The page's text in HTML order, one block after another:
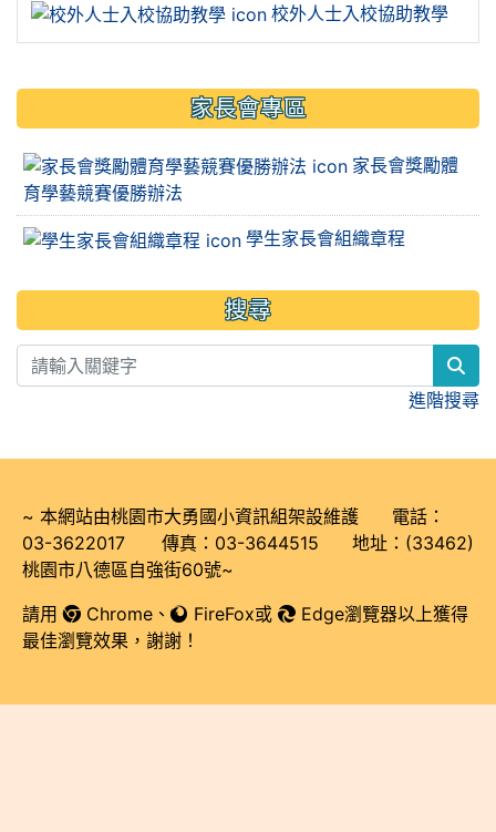
校外人士入校協助教學
家長會專區
家長會獎勵體
育學藝競賽優勝辦法
學生家長會組織章程
搜尋
進階搜尋
~ 本網站由桃園市大勇國小資訊組架設維護 電話：
03-3622017 傳真：03-3644515 地址：(33462)
桃園市八德區自強街60號~
請用
Chrome 、 FireFox或
Edge瀏覽器以上獲得
最佳瀏覽效果，謝謝！